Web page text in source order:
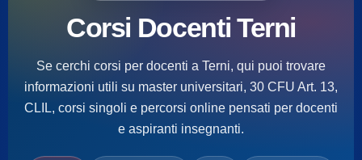
Corsi Docenti Terni
Se cerchi corsi per docenti a Terni, qui puoi trovare
informazioni utili su master universitari, 30 CFU Art. 13,
CLIL, corsi singoli e percorsi online pensati per docenti
e aspiranti insegnanti.